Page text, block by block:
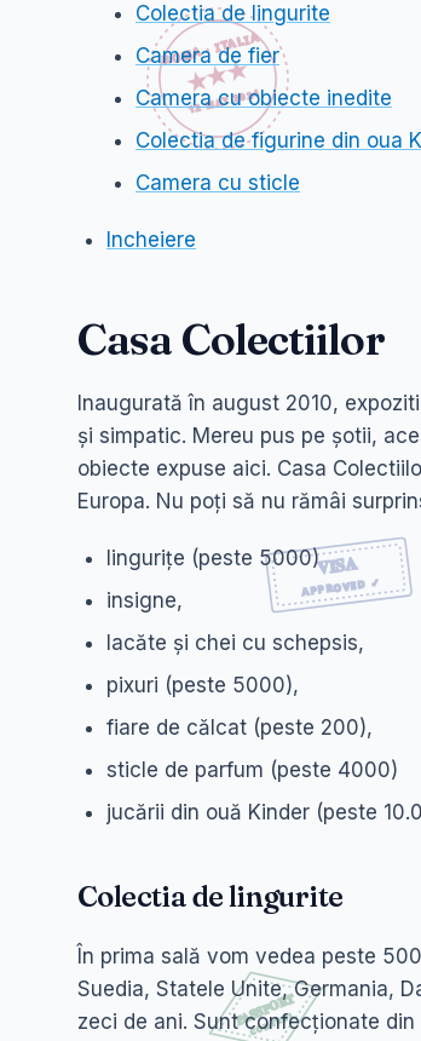
Colectia de lingurite
Camera de fier
Camera cu obiecte inedite
Colectia de figurine din oua
Camera cu sticle
Incheiere
Casa Colectiilor
Inaugurată în august 2010,
și simpatic. Mereu pus pe șotii,
obiecte expuse aici. Casa
Europa. Nu poți să nu rămâi
lingurițe (peste 5000)
insigne,
lacăte și chei cu schepsis,
pixuri (peste 5000),
fiare de călcat (peste 200),
sticle de parfum (peste 4000)
jucării din ouă Kinder (peste
Colectia de lingurite
În prima sală vom vedea peste
Suedia, Statele Unite, Germania,
zeci de ani. Sunt confecționate